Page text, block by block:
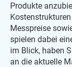
Produkte
Messpreise
spielen dabei
im Blick, haben
an die aktuelle